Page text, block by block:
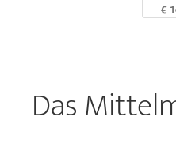
€
Das